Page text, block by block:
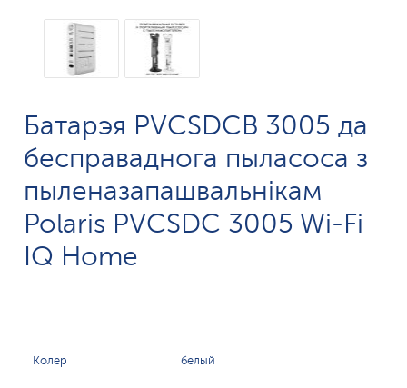
Батарэя PVCSDCB 3005 да
бесправаднога пыласоса з
пыленазапашвальнікам
Polaris PVCSDC 3005 Wi-Fi
IQ Home
Колер белый